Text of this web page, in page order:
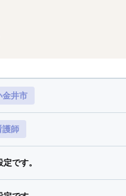
金井市
護師
定です。